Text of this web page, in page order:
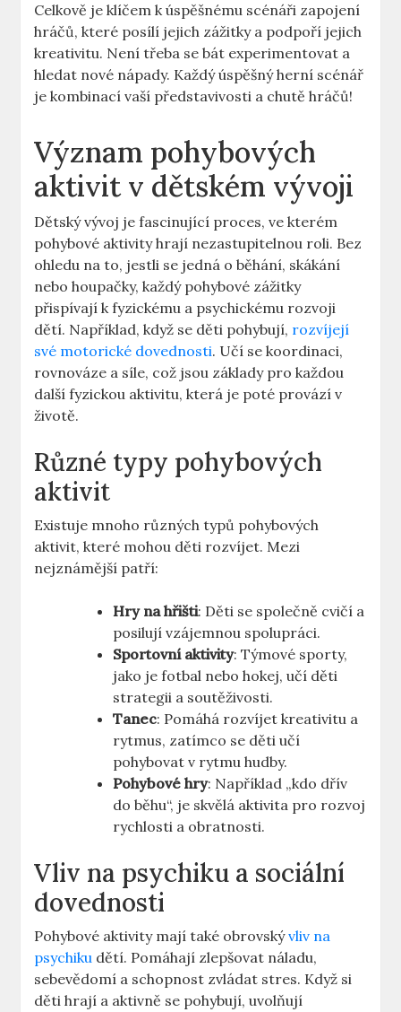
Celkově je klíčem k úspěšnému scénáři zapojení
hráčů, které posílí jejich zážitky a podpoří jejich
kreativitu. Není třeba se bát experimentovat a
hledat nové nápady. Každý úspěšný herní scénář
je kombinací vaší představivosti a chutě hráčů!
Význam pohybových
aktivit v dětském vývoji
Dětský vývoj je fascinující proces, ve kterém
pohybové aktivity hrají nezastupitelnou roli. Bez
ohledu na to, jestli se jedná o běhání, skákání
nebo houpačky, každý pohybové zážitky
přispívají k fyzickému a psychickému rozvoji
dětí. Například, když se děti pohybují, rozvíjejí
své motorické dovednosti. Učí se koordinaci,
rovnováze a síle, což jsou základy pro každou
další fyzickou aktivitu, která je poté provází v
životě.
Různé typy pohybových
aktivit
Existuje mnoho různých typů pohybových
aktivit, které mohou děti rozvíjet. Mezi
nejznámější patří:
Hry na hřišti: Děti se společně cvičí a
posilují vzájemnou spolupráci.
Sportovní aktivity: Týmové sporty,
jako je fotbal nebo hokej, učí děti
strategii a soutěživosti.
Tanec: Pomáhá rozvíjet kreativitu a
rytmus, zatímco se děti učí
pohybovat v rytmu hudby.
Pohybové hry: Například „kdo dřív
do běhu“, je skvělá aktivita pro rozvoj
rychlosti a obratnosti.
Vliv na psychiku a sociální
dovednosti
Pohybové aktivity mají také obrovskývliv na
psychiku dětí. Pomáhají zlepšovat náladu,
sebevědomí a schopnost zvládat stres. Když si
děti hrají a aktivně se pohybují, uvolňují